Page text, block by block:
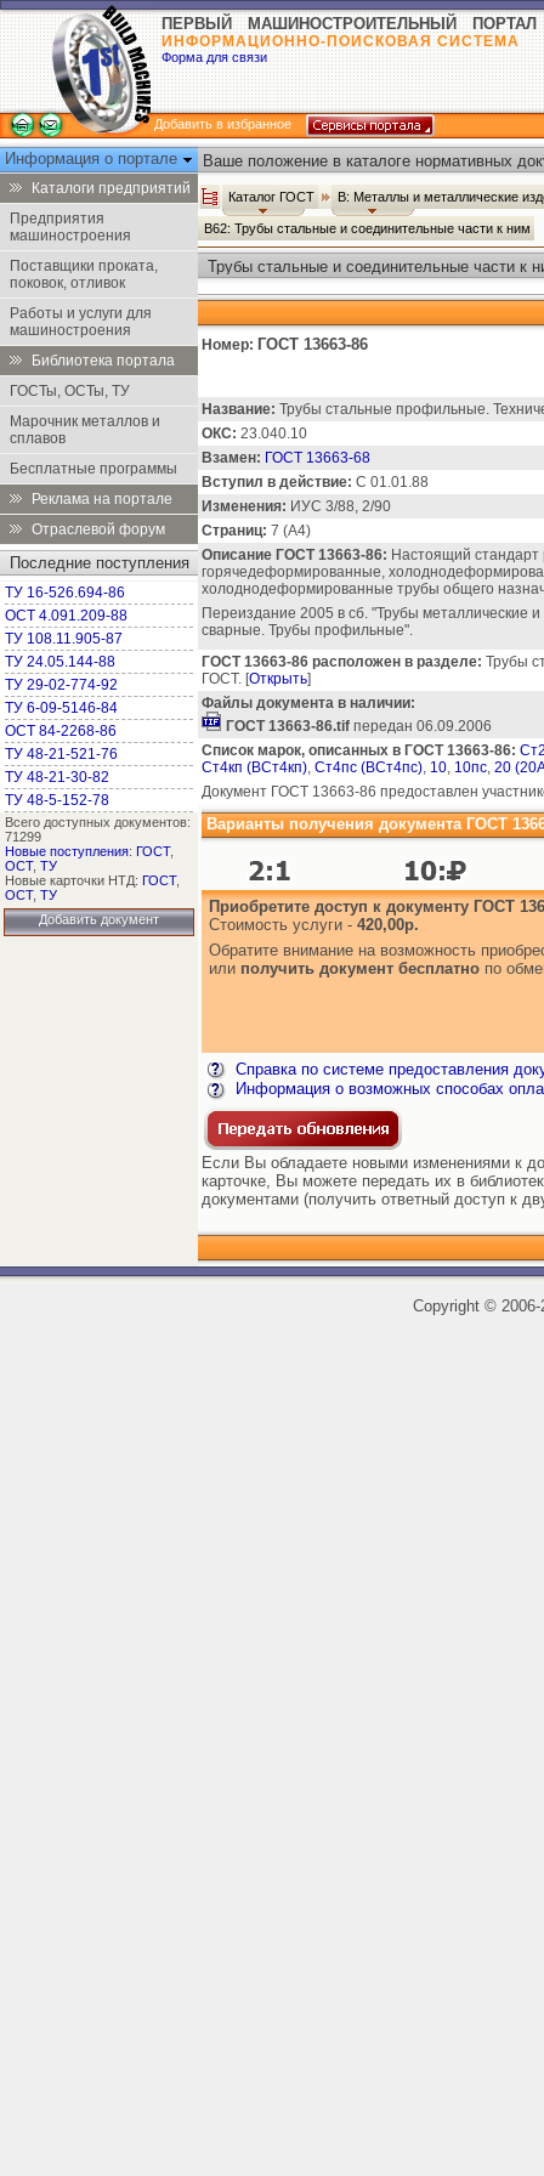
ПЕРВЫЙ МАШИНОСТРОИТЕЛЬНЫЙ ПОРТАЛ
ИНФОРМАЦИОННО-ПОИСКОВАЯ СИСТЕМА
Форма для связи
Добавить в избранное
Информация о портале
Каталоги предприятий
Предприятия
машиностроения
Поставщики проката,
поковок, отливок
Работы и услуги для
машиностроения
Библиотека портала
ГОСТы, ОСТы, ТУ
Марочник металлов и
сплавов
Бесплатные программы
Реклама на портале
Отраслевой форум
Последние поступления
ТУ 16-526.694-86
ОСТ 4.091.209-88
ТУ 108.11.905-87
ТУ 24.05.144-88
ТУ 29-02-774-92
ТУ 6-09-5146-84
ОСТ 84-2268-86
ТУ 48-21-521-76
ТУ 48-21-30-82
ТУ 48-5-152-78
Всего доступных документов:
71299
Новые поступления: ГОСТ,
ОСТ, ТУ
Новые карточки НТД: ГОСТ,
ОСТ, ТУ
Добавить документ
Ваше положение в каталоге нормативных
Каталог ГОСТ В: Металлы и металлические
В62: Трубы стальные и соединительные части к ним
Трубы стальные и соединительные части к
Номер: ГОСТ 13663-86
Название: Трубы стальные профильные.
ОКС: 23.040.10
Взамен: ГОСТ 13663-68
Вступил в действие: С 01.01.88
Изменения: ИУС 3/88, 2/90
Страниц: 7 (А4)
Описание ГОСТ 13663-86: Настоящий
горячедеформированные,
холоднодеформированные трубы общего
Переиздание 2005 в сб. "Трубы металлические
сварные. Трубы профильные".
ГОСТ 13663-86 расположен в разделе: Трубы
ГОСТ. [Открыть]
Файлы документа в наличии:
ГОСТ 13663-86.tif передан 06.09.2006
Список марок, описанных в ГОСТ 13663-86:
Ст4кп (ВСт4кп), Ст4пс (ВСт4пс), 10, 10пс, 20
Документ ГОСТ 13663-86 предоставлен
Варианты получения документа ГОСТ
Приобретите доступ к документу ГОСТ
Стоимость услуги - 420,00р.
Обратите внимание на возможность
или получить документ бесплатно по
Справка по системе предоставления
Информация о возможных способах
Если Вы обладаете новыми изменениями к
карточке, Вы можете передать их в
документами (получить ответный доступ к
Copyright ©